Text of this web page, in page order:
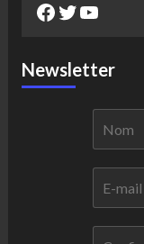
Facebook
Twitter
Newsletter